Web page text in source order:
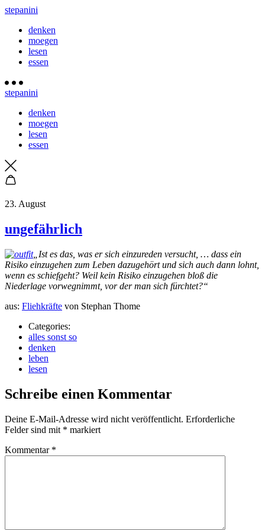
stepanini
denken
moegen
lesen
essen
stepanini
denken
moegen
lesen
essen
23. August
ungefährlich
„Ist es das, was er sich einzureden versucht, … dass ein
Risiko einzugehen zum Leben dazugehört und sich auch dann lohnt,
wenn es schiefgeht? Weil kein Risiko einzugehen bloß die
Niederlage vorwegnimmt, vor der man sich fürchtet?“
aus: Fliehkräfte von Stephan Thome
Categories:
alles sonst so
denken
leben
lesen
Schreibe einen Kommentar
Deine E-Mail-Adresse wird nicht veröffentlicht. Erforderliche
Felder sind mit * markiert
Kommentar *